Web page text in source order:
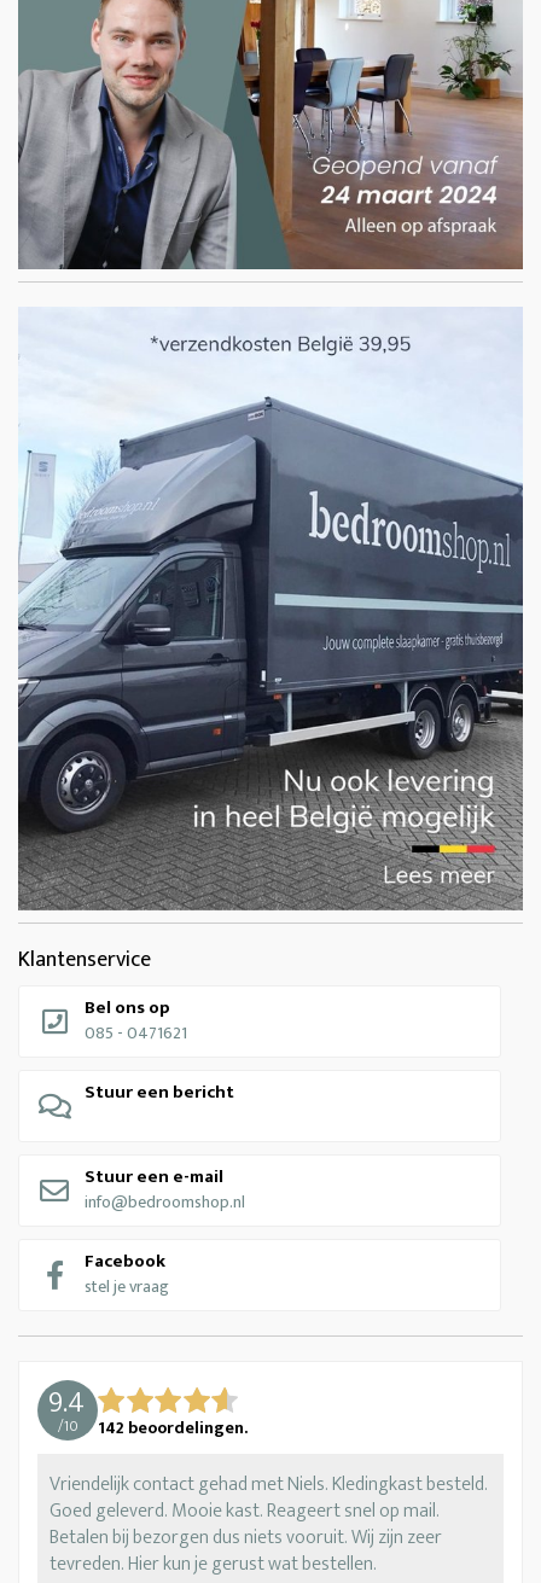
Klantenservice
Bel ons op
085 - 0471621
Stuur een bericht
Stuur een e-mail
info@bedroomshop.nl
Facebook
stel je vraag
9.4
/10 142 beoordelingen.
Vriendelijk contact gehad met Niels. Kledingkast besteld.
Goed geleverd. Mooie kast. Reageert snel op mail.
Betalen bij bezorgen dus niets vooruit. Wij zijn zeer
tevreden. Hier kun je gerust wat bestellen.